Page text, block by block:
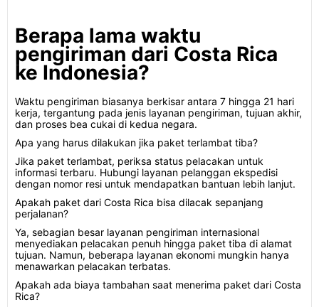
Berapa lama waktu
pengiriman dari Costa Rica
ke Indonesia?
Waktu pengiriman biasanya berkisar antara 7 hingga 21 hari
kerja, tergantung pada jenis layanan pengiriman, tujuan akhir,
dan proses bea cukai di kedua negara.
Apa yang harus dilakukan jika paket terlambat tiba?
Jika paket terlambat, periksa status pelacakan untuk
informasi terbaru. Hubungi layanan pelanggan ekspedisi
dengan nomor resi untuk mendapatkan bantuan lebih lanjut.
Apakah paket dari Costa Rica bisa dilacak sepanjang
perjalanan?
Ya, sebagian besar layanan pengiriman internasional
menyediakan pelacakan penuh hingga paket tiba di alamat
tujuan. Namun, beberapa layanan ekonomi mungkin hanya
menawarkan pelacakan terbatas.
Apakah ada biaya tambahan saat menerima paket dari Costa
Rica?